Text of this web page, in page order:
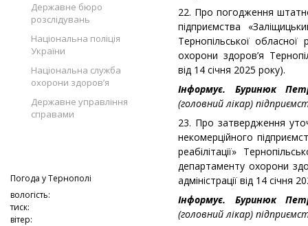
Державне бюро
розслідувань
Національна поліція
України
Національна служба
охорони здоров’я
Державне управління
справами
Погода уТернополі
вологість:
тиск:
вітер:
22. Про погодження
підприємства
Тернопільської
охорони здоров’я
від 14 січня 2025 року).
Інформує. Буринюк
(головний лікар)
23. Про затвердження
некомерційного
реабілітації»
департаменту охорони
адміністрації від 14 січня
Інформує. Буринюк
(головний лікар)